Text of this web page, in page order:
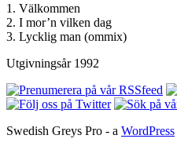
1. Välkommen
2. I mor’n vilken dag
3. Lycklig man (ommix)
Utgivningsår 1992
Swedish Greys Pro - a WordPress